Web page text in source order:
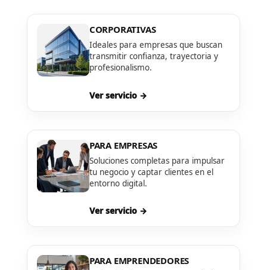
CORPORATIVAS
Ideales para empresas que buscan
transmitir confianza, trayectoria y
profesionalismo.
Ver servicio →
PARA EMPRESAS
Soluciones completas para impulsar
tu negocio y captar clientes en el
entorno digital.
Ver servicio →
PARA EMPRENDEDORES